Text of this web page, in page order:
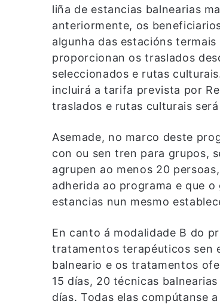
liña de estancias balnearias
anteriormente, os
algunha das estacións
proporcionan os traslados
seleccionados e rutas
incluirá a tarifa prevista por
traslados e rutas culturais
Asemade, no marco deste
con ou sen tren para grupos,
agrupen ao menos 20
adherida ao programa e que
estancias nun mesmo
En canto á modalidade B do
tratamentos terapéuticos sen
balneario e os tratamentos
15 días, 20 técnicas
días. Todas elas compútanse